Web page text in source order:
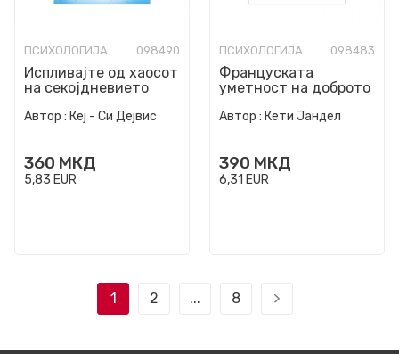
ПСИХОЛОГИЈА 098490
Испливајте од хаосот
на секојдневието
Автор : Кеј - Си Дејвис
360 МКД
5,83 EUR
ПСИХОЛОГИЈА 098483
Француската
уметност на доброто
Автор : Кети Јандел
390 МКД
6,31 EUR
1 2 ... 8